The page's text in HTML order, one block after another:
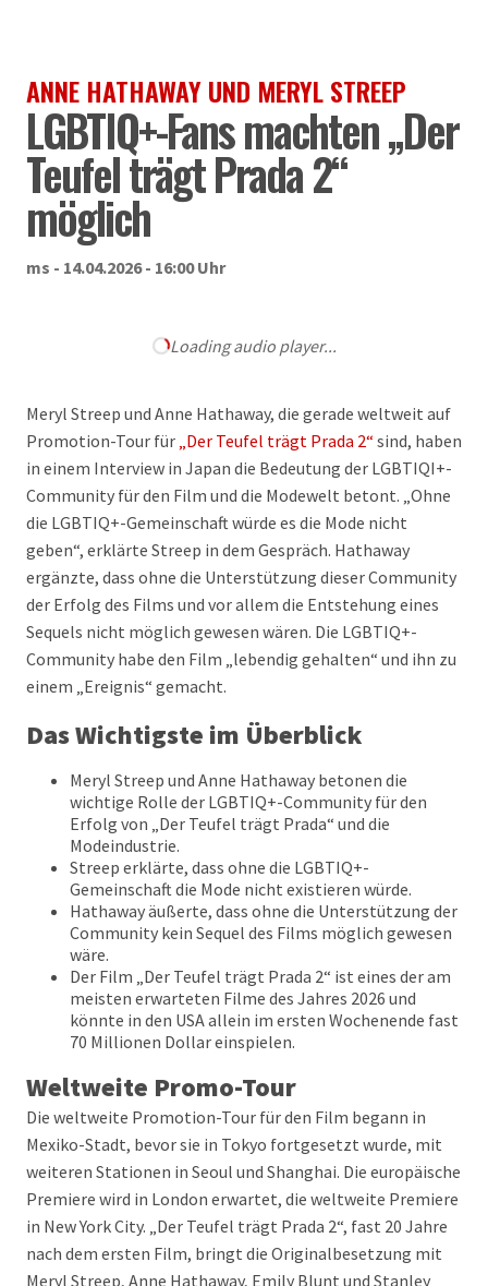
ANNE HATHAWAY UND MERYL STREEP
LGBTIQ+-Fans machten „Der
Teufel trägt Prada 2“
möglich
ms - 14.04.2026 - 16:00 Uhr
Loading audio player...
Meryl Streep und Anne Hathaway, die gerade weltweit auf
Promotion-Tour für „Der Teufel trägt Prada 2“ sind, haben
in einem Interview in Japan die Bedeutung der LGBTIQI+-
Community für den Film und die Modewelt betont. „Ohne
die LGBTIQ+-Gemeinschaft würde es die Mode nicht
geben“, erklärte Streep in dem Gespräch. Hathaway
ergänzte, dass ohne die Unterstützung dieser Community
der Erfolg des Films und vor allem die Entstehung eines
Sequels nicht möglich gewesen wären. Die LGBTIQ+-
Community habe den Film „lebendig gehalten“ und ihn zu
einem „Ereignis“ gemacht.
Das Wichtigste im Überblick
Meryl Streep und Anne Hathaway betonen die
wichtige Rolle der LGBTIQ+-Community für den
Erfolg von „Der Teufel trägt Prada“ und die
Modeindustrie.
Streep erklärte, dass ohne die LGBTIQ+-
Gemeinschaft die Mode nicht existieren würde.
Hathaway äußerte, dass ohne die Unterstützung der
Community kein Sequel des Films möglich gewesen
wäre.
Der Film „Der Teufel trägt Prada 2“ ist eines der am
meisten erwarteten Filme des Jahres 2026 und
könnte in den USA allein im ersten Wochenende fast
70 Millionen Dollar einspielen.
Weltweite Promo-Tour
Die weltweite Promotion-Tour für den Film begann in
Mexiko-Stadt, bevor sie in Tokyo fortgesetzt wurde, mit
weiteren Stationen in Seoul und Shanghai. Die europäische
Premiere wird in London erwartet, die weltweite Premiere
in New York City. „Der Teufel trägt Prada 2“, fast 20 Jahre
nach dem ersten Film, bringt die Originalbesetzung mit
Meryl Streep, Anne Hathaway, Emily Blunt und Stanley